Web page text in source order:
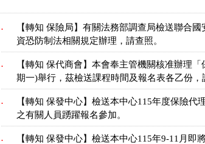
.
【轉知 保險局】有關法務部調查局檢送聯合
資恐防制法相關規定辦理，請查照。
.
【轉知 保代商會】本會奉主管機關核准辦理
期一)舉行，茲檢送課程時間及報名表各乙份
.
【轉知 保發中心】檢送本中心115年度保險
之有關人員踴躍報名參加。
. 【轉知 保發中心】檢送本中心115年9-11月即